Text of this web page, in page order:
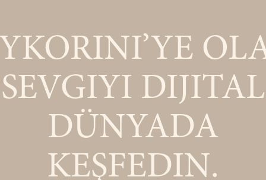
SEVGIYI DIJITAL
DÜNYADA
KEŞFEDIN.